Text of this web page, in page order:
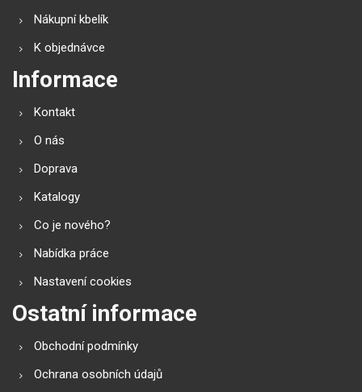
Nákupní kbelík
K objednávce
Informace
Kontakt
O nás
Doprava
Katalogy
Co je nového?
Nabídka práce
Nastavení cookies
Ostatní informace
Obchodní podmínky
Ochrana osobních údajů